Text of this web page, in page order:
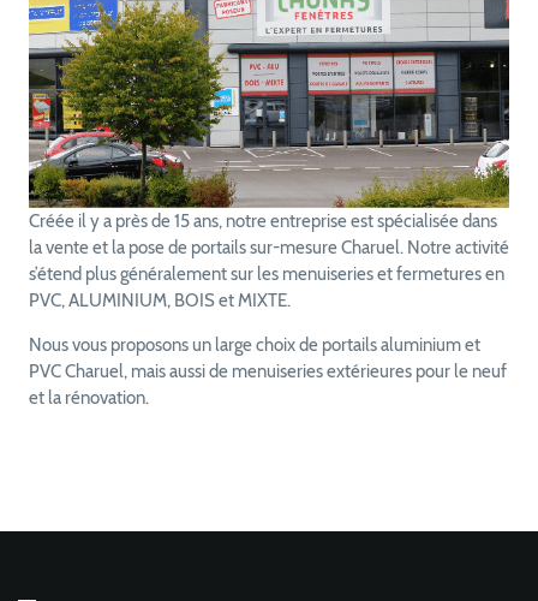
Créée il y a près de 15 ans, notre entreprise est spécialisée dans
la vente et la pose de portails sur-mesure Charuel. Notre activité
s’étend plus généralement sur les menuiseries et fermetures en
PVC, ALUMINIUM, BOIS et MIXTE.
Nous vous proposons un large choix de portails aluminium et
PVC Charuel, mais aussi de menuiseries extérieures pour le neuf
et la rénovation.